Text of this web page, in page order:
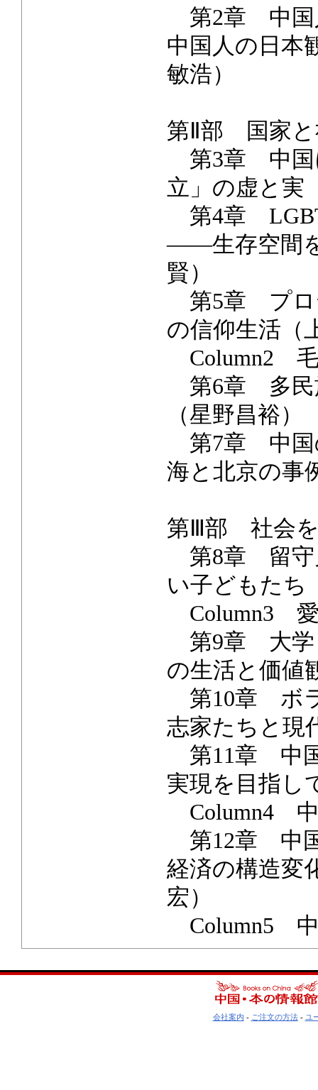
第2章 中国
中国人の日本
敏浩）
第Ⅱ部 国家と
第3章 中国
立」の虚と実
第4章
――生存空間
賢）
第5章 プロ
の信仰生活（
Column2 毛
第6章 多民
（星野昌裕）
第7章 中国
海と北京の事
第Ⅲ部 社会を
第8章 留守
い子どもたち
Column3 愛
第9章 大学
の生活と価値
第10章 ボ
志家たちと現
第11章 中
実現を目指し
Column4 中
第12章 中
経済の構造変
宏）
Column5 中
会社案内 - ご注文の方法- ユ